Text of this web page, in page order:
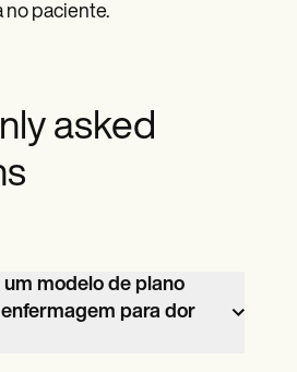
no paciente.
asked
modelo de plano
para dor